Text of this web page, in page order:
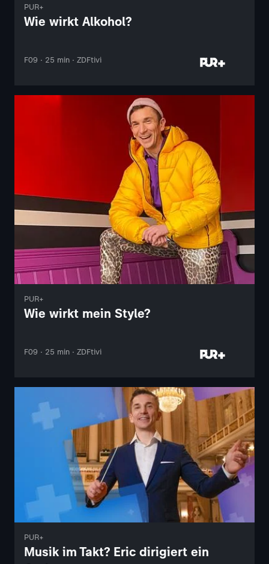
PUR+
Wie wirkt Alkohol?
F09 · 25 min · ZDFtivi
PUR+
Wie wirkt mein Style?
F09 · 25 min · ZDFtivi
PUR+
Musik im Takt? Eric dirigiert ein